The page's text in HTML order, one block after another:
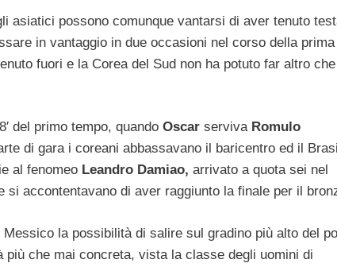
asiatici possono comunque vantarsi di aver tenuto
in vantaggio in due occasioni nel corso della prima
fuori e la Corea del Sud non ha potuto far altro che
del primo tempo, quando Oscar servivaRomulo
di gara i coreani abbassavano il baricentro ed il
al fenomeo Leandro Damiao, arrivato a quota sei nel
accontentavano di aver raggiunto la finale per il
la possibilità di salire sul gradino più alto del
più che mai concreta, vista la classe degli uomini di